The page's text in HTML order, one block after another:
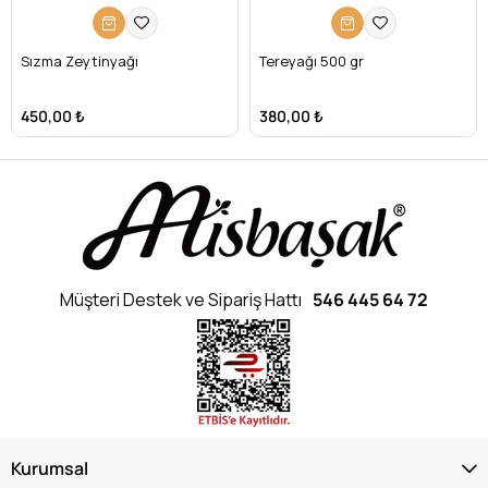
Sızma Zeytinyağı
450,00 ₺
Tereyağı 500 gr
380,00 ₺
Müşteri Destek ve Sipariş Hattı 546 445 64 72
Kurumsal